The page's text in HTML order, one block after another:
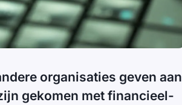
organisaties geven aan
gekomen met financieel-